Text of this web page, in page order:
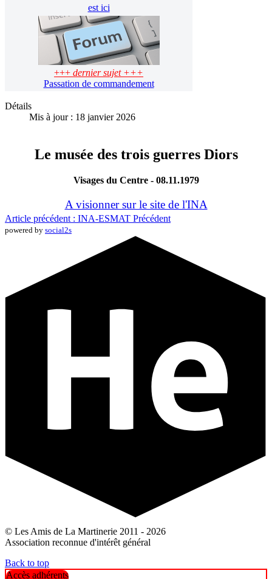
est ici
+++ dernier sujet +++
Passation de commandement
Détails
Mis à jour : 18 janvier 2026
Le musée des trois guerres Diors
Visages du Centre - 08.11.1979
A visionner sur le site de l'INA
Article précédent : INA-ESMAT Précédent
powered by social2s
© Les Amis de La Martinerie 2011 - 2026
Association reconnue d'intérêt général
Back to top
Accès adhérents